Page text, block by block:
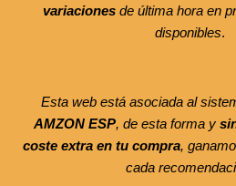
variacionesde última hora en
disponibles.
Esta web está asociada al
AMZON ESP, de esta forma y
coste extra en tu compra,
cada